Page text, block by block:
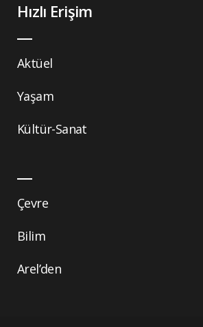
Hızlı Erişim
Aktüel
Yaşam
Kültür-Sanat
Çevre
Bilim
Arel’den